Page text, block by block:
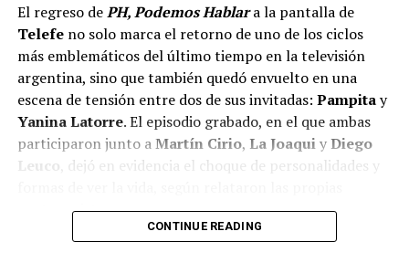
El regreso dePH, Podemos Hablara la pantalla de
Telefeno solo marca el retorno de uno de los ciclos
más emblemáticos del último tiempo en la televisión
argentina, sino que también quedó envuelto en una
escena de tensión entre dos de sus invitadas: Pampitay
Yanina Latorre. El episodio grabado, en el que ambas
participaron junto aMartín Cirio, La JoaquiyDiego
Leuco , dejó en evidencia el choque de personalidades y
protagonistas.
CONTINUE READING